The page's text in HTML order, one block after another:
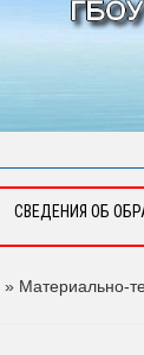
СВЕДЕНИЯ ОБ
» Материально-